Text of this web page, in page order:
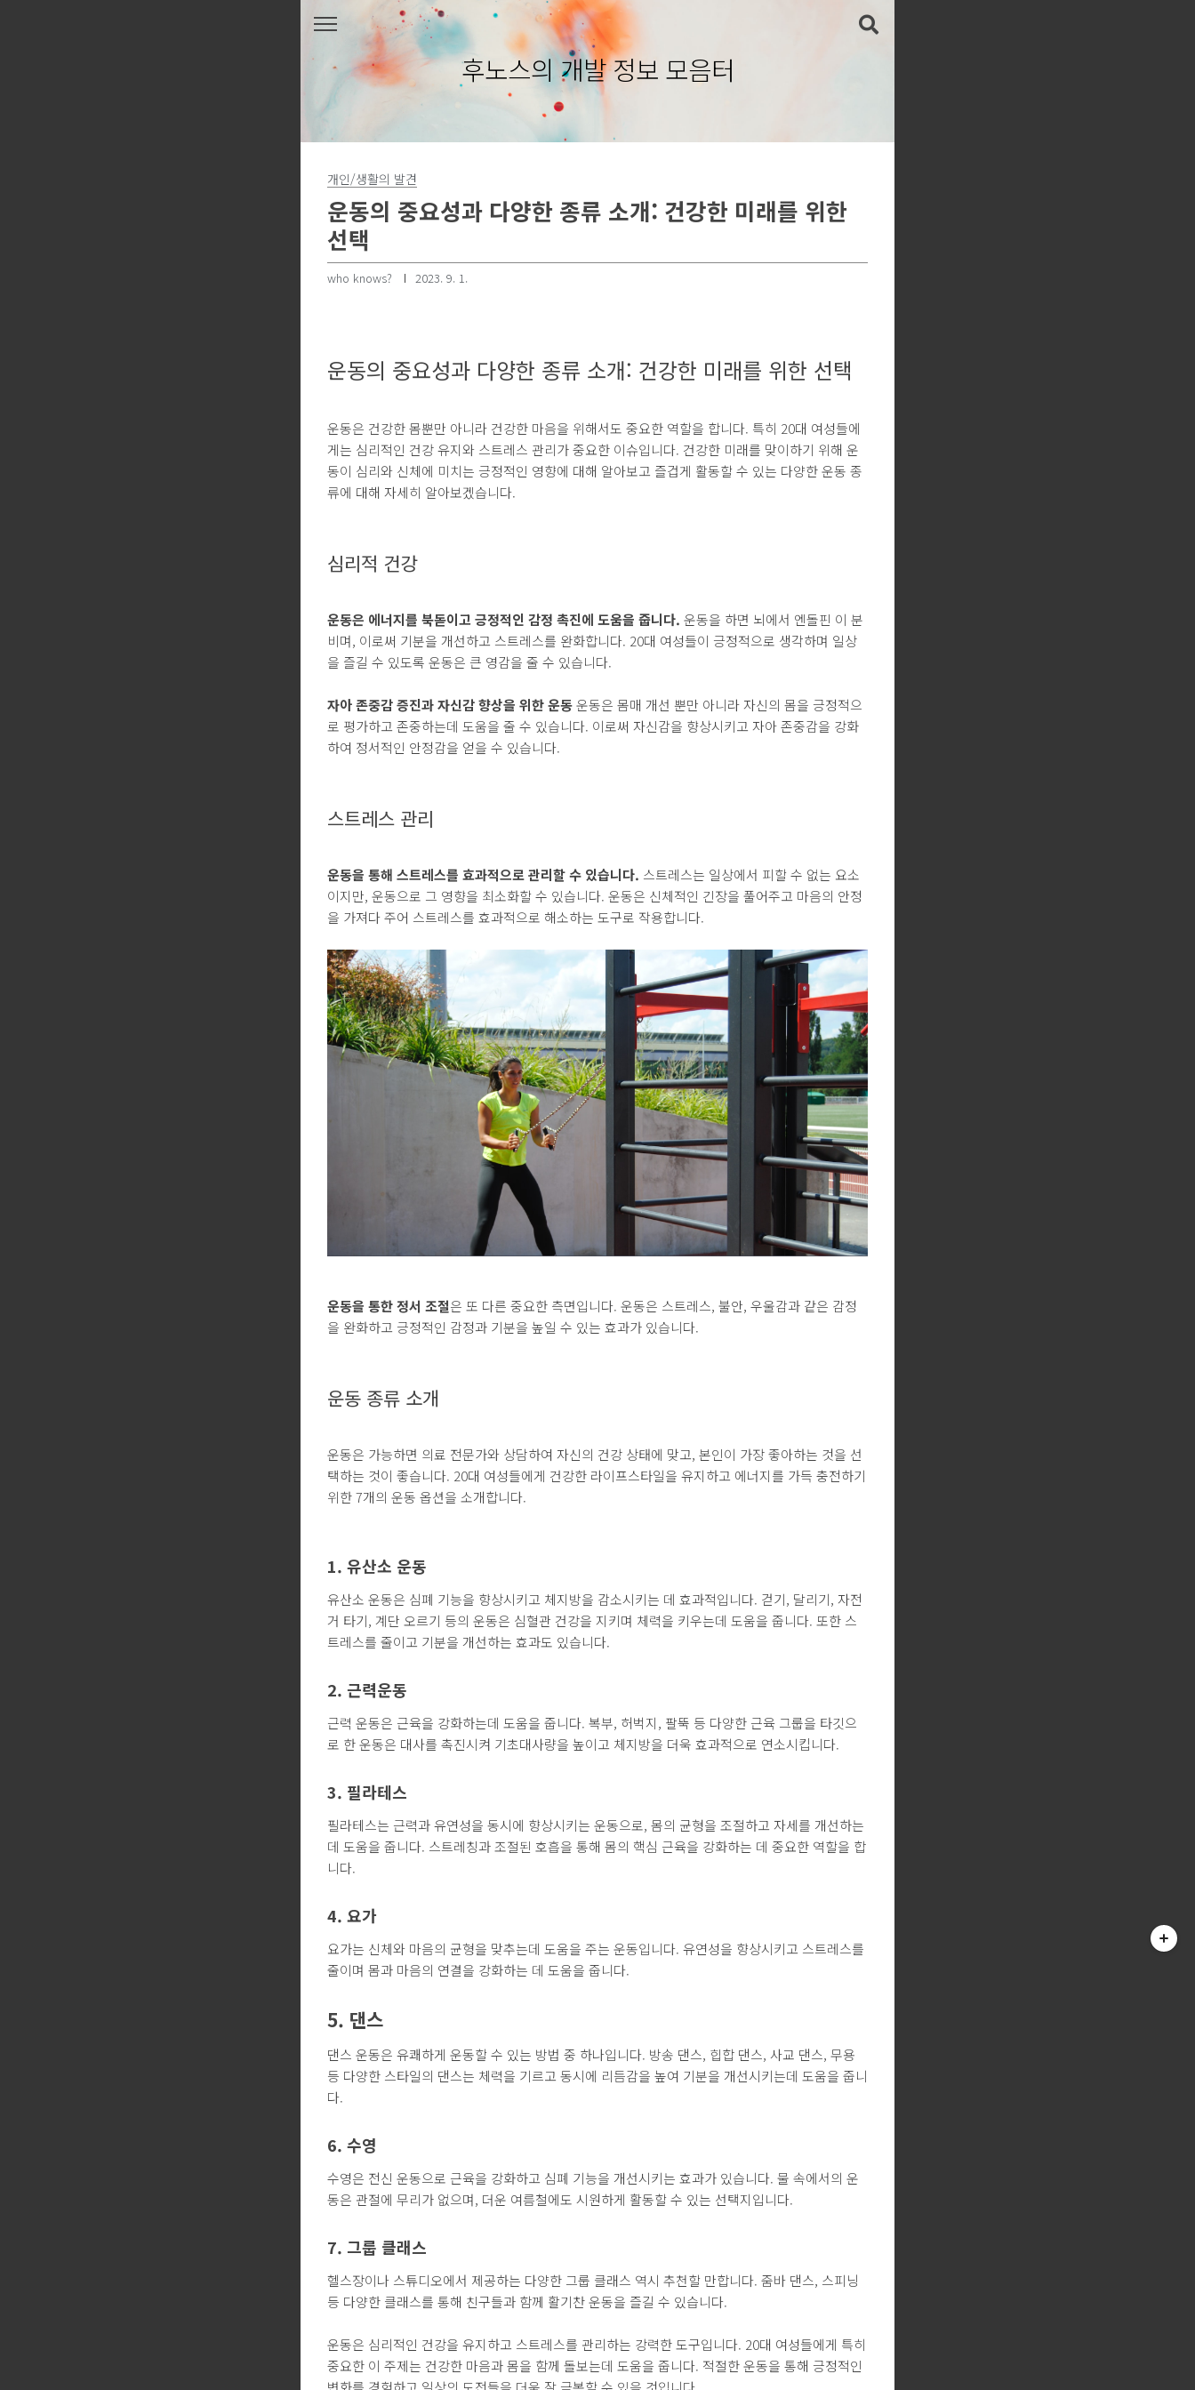
후노스의 개발 정보 모음터
개인/생활의 발견
운동의 중요성과 다양한 종류 소개: 건강한 미래를 위한
선택
who knows? 2023. 9. 1.
운동의 중요성과 다양한 종류 소개: 건강한 미래를 위한 선택
운동은 건강한 몸뿐만 아니라 건강한 마음을 위해서도 중요한 역할을 합니다. 특히 20대 여성들에
게는 심리적인 건강 유지와 스트레스 관리가 중요한 이슈입니다. 건강한 미래를 맞이하기 위해 운
동이 심리와 신체에 미치는 긍정적인 영향에 대해 알아보고 즐겁게 활동할 수 있는 다양한 운동 종
류에 대해 자세히 알아보겠습니다.
심리적 건강
운동은 에너지를 북돋이고 긍정적인 감정 촉진에 도움을 줍니다. 운동을 하면 뇌에서 엔돌핀 이 분
비며, 이로써 기분을 개선하고 스트레스를 완화합니다. 20대 여성들이 긍정적으로 생각하며 일상
을 즐길 수 있도록 운동은 큰 영감을 줄 수 있습니다.
자아 존중감 증진과 자신감 향상을 위한 운동운동은 몸매 개선 뿐만 아니라 자신의 몸을 긍정적으
로 평가하고 존중하는데 도움을 줄 수 있습니다. 이로써 자신감을 향상시키고 자아 존중감을 강화
하여 정서적인 안정감을 얻을 수 있습니다.
스트레스 관리
운동을 통해 스트레스를 효과적으로 관리할 수 있습니다. 스트레스는 일상에서 피할 수 없는 요소
이지만, 운동으로 그 영향을 최소화할 수 있습니다. 운동은 신체적인 긴장을 풀어주고 마음의 안정
을 가져다 주어 스트레스를 효과적으로 해소하는 도구로 작용합니다.
운동을 통한 정서 조절은 또 다른 중요한 측면입니다. 운동은 스트레스, 불안, 우울감과 같은 감정
을 완화하고 긍정적인 감정과 기분을 높일 수 있는 효과가 있습니다.
운동 종류 소개
운동은 가능하면 의료 전문가와 상담하여 자신의 건강 상태에 맞고, 본인이 가장 좋아하는 것을 선
택하는 것이 좋습니다. 20대 여성들에게 건강한 라이프스타일을 유지하고 에너지를 가득 충전하기
위한 7개의 운동 옵션을 소개합니다.
1. 유산소 운동
유산소 운동은 심폐 기능을 향상시키고 체지방을 감소시키는 데 효과적입니다. 걷기, 달리기, 자전
거 타기, 계단 오르기 등의 운동은 심혈관 건강을 지키며 체력을 키우는데 도움을 줍니다. 또한 스
트레스를 줄이고 기분을 개선하는 효과도 있습니다.
2. 근력운동
근력 운동은 근육을 강화하는데 도움을 줍니다. 복부, 허벅지, 팔뚝 등 다양한 근육 그룹을 타깃으
로 한 운동은 대사를 촉진시켜 기초대사량을 높이고 체지방을 더욱 효과적으로 연소시킵니다.
3. 필라테스
필라테스는 근력과 유연성을 동시에 향상시키는 운동으로, 몸의 균형을 조절하고 자세를 개선하는
데 도움을 줍니다. 스트레칭과 조절된 호흡을 통해 몸의 핵심 근육을 강화하는 데 중요한 역할을 합
니다.
4. 요가
요가는 신체와 마음의 균형을 맞추는데 도움을 주는 운동입니다. 유연성을 향상시키고 스트레스를
줄이며 몸과 마음의 연결을 강화하는 데 도움을 줍니다.
5. 댄스
댄스 운동은 유쾌하게 운동할 수 있는 방법 중 하나입니다. 방송 댄스, 힙합 댄스, 사교 댄스, 무용
등 다양한 스타일의 댄스는 체력을 기르고 동시에 리듬감을 높여 기분을 개선시키는데 도움을 줍니
다.
6. 수영
수영은 전신 운동으로 근육을 강화하고 심폐 기능을 개선시키는 효과가 있습니다. 물 속에서의 운
동은 관절에 무리가 없으며, 더운 여름철에도 시원하게 활동할 수 있는 선택지입니다.
7. 그룹 클래스
헬스장이나 스튜디오에서 제공하는 다양한 그룹 클래스 역시 추천할 만합니다. 줌바 댄스, 스피닝
등 다양한 클래스를 통해 친구들과 함께 활기찬 운동을 즐길 수 있습니다.
운동은 심리적인 건강을 유지하고 스트레스를 관리하는 강력한 도구입니다. 20대 여성들에게 특히
중요한 이 주제는 건강한 마음과 몸을 함께 돌보는데 도움을 줍니다. 적절한 운동을 통해 긍정적인